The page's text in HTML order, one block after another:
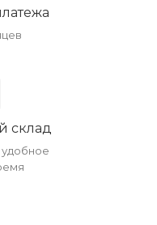
склад
удобное